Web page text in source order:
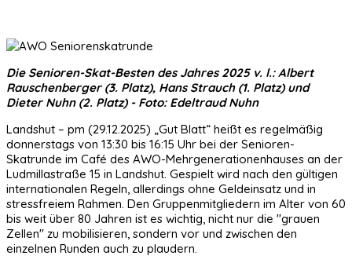
Die Senioren-Skat-Besten des Jahres 2025 v. l.: Albert
Rauschenberger (3. Platz), Hans Strauch (1. Platz) und
Dieter Nuhn (2. Platz) - Foto: Edeltraud Nuhn
Landshut – pm (29.12.2025) „Gut Blatt“ heißt es regelmäßig
donnerstags von 13:30 bis 16:15 Uhr bei der Senioren-
Skatrunde im Café des AWO-Mehrgenerationenhauses an der
Ludmillastraße 15 in Landshut. Gespielt wird nach den gültigen
internationalen Regeln, allerdings ohne Geldeinsatz und in
stressfreiem Rahmen. Den Gruppenmitgliedern im Alter von 60
bis weit über 80 Jahren ist es wichtig, nicht nur die "grauen
Zellen" zu mobilisieren, sondern vor und zwischen den
einzelnen Runden auch zu plaudern.